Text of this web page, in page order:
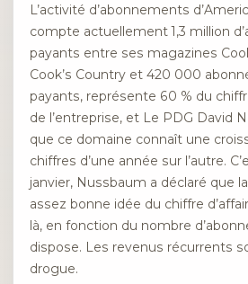
L’activité d’abonnements
compte actuellement 1,3 million
payants entre ses magazines
Cook’s Country et 420 000
payants, représente 60 % du
de l’entreprise, et Le PDG David
que ce domaine connaît une
chiffres d’une année sur l’autre.
janvier, Nussbaum a déclaré que
assez bonne idée du chiffre
là, en fonction du nombre
dispose. Les revenus récurrents
drogue.